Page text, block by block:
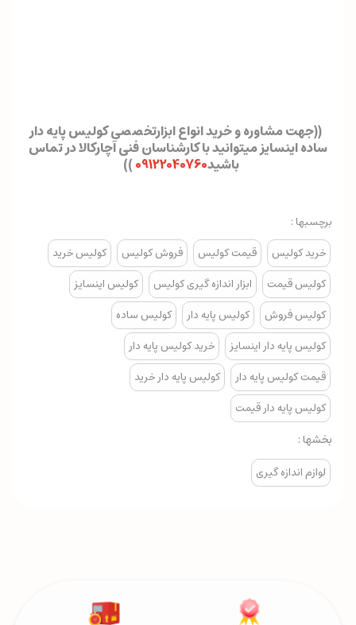
((جهت مشاوره و خرید انواع ابزارتخصصی کولیس پایه دار
ساده اینسایز میتوانید با کارشناسان فنی آچارکالا در تماس
باشید09122040760
))
برچسبها :
خرید کولیس
قیمت کولیس فروش کولیس
کولیس خرید
کولیس قیمت
ابزار اندازه گیری کولیس
کولیس اینسایز
کولیس فروش
کولیس پایه دار
کولیس ساده
کولیس پایه دار اینسایز
خرید کولیس پایه دار
قیمت کولیس پایه دار
کولیس پایه دار خرید
کولیس پایه دار قیمت
بخشها :
لوازم اندازه گیری